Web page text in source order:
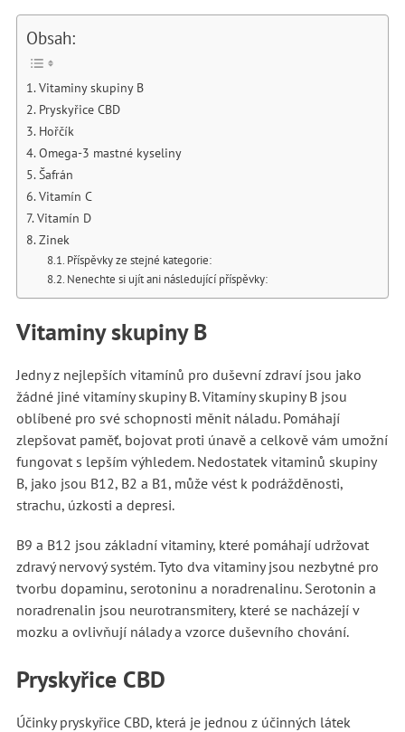
Obsah:
Vitaminy skupiny B
Pryskyřice CBD
Hořčík
Omega-3 mastné kyseliny
Šafrán
Vitamín C
Vitamín D
Zinek
Příspěvky ze stejné kategorie:
Nenechte si ujít ani následující příspěvky:
Vitaminy skupiny B
Jedny z nejlepších vitamínů pro duševní zdraví jsou jako
žádné jiné vitamíny skupiny B. Vitamíny skupiny B jsou
oblíbené pro své schopnosti měnit náladu. Pomáhají
zlepšovat paměť, bojovat proti únavě a celkově vám umožní
fungovat s lepším výhledem. Nedostatek vitaminů skupiny
B, jako jsou B12, B2 a B1, může vést k podrážděnosti,
strachu, úzkosti a depresi.
B9 a B12 jsou základní vitaminy, které pomáhají udržovat
zdravý nervový systém. Tyto dva vitaminy jsou nezbytné pro
tvorbu dopaminu, serotoninu a noradrenalinu. Serotonin a
noradrenalin jsou neurotransmitery, které se nacházejí v
mozku a ovlivňují nálady a vzorce duševního chování.
Pryskyřice CBD
Účinky pryskyřice CBD, která je jednou z účinných látek